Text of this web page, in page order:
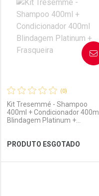
Laboratório
Ver Desconto Convênio
Por Menos
(0)
Kit Tresemmé - Shampoo
400ml + Condicionador 400ml
Blindagem Platinum +
PRODUTO ESGOTADO
AVISE-ME